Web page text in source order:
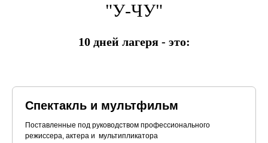
"У-ЧУ"
10 дней лагеря - это:
Спектакль и мультфильм
Поставленные под руководством профессионального
режиссера, актера и мультипликатора